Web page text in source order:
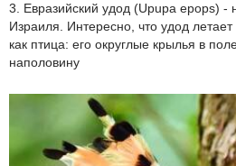
3. Евразийский удод (Upupa epops) -
Израиля. Интересно, что удод
как птица: его округлые крылья в
наполовину